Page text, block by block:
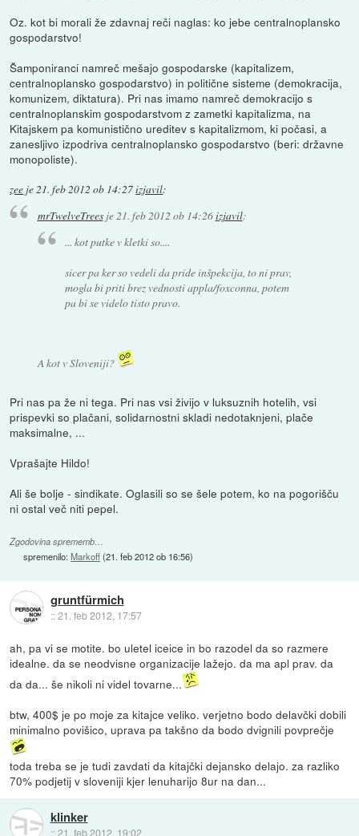
Oz. kot bi morali že zdavnaj reči naglas: ko jebe centralnoplansko
gospodarstvo!
Šamponiranci namreč mešajo gospodarske (kapitalizem,
centralnoplansko gospodarstvo) in politične sisteme (demokracija,
komunizem, diktatura). Pri nas imamo namreč demokracijo s
centralnoplanskim gospodarstvom z zametki kapitalizma, na
Kitajskem pa komunistično ureditev s kapitalizmom, ki počasi, a
zanesljivo izpodriva centralnoplansko gospodarstvo (beri: državne
monopoliste).
zee je 21. feb 2012 ob 14:27izjavil:
mrTwelveTreesje21. feb 2012 ob 14:26izjavil:
... kot putke v kletki so....
sicer pa ker so vedeli da pride inšpekcija, to ni prav,
mogla bi priti brez vednosti appla/foxconna, potem
pa bi se videlo tisto pravo.
A kot v Sloveniji?
Pri nas pa že ni tega. Pri nas vsi živijo v luksuznih hotelih, vsi
prispevki so plačani, solidarnostni skladi nedotaknjeni, plače
maksimalne, ...
Vprašajte Hildo!
Ali še bolje - sindikate. Oglasili so se šele potem, ko na pogorišču
ni ostal več niti pepel.
Zgodovina sprememb…
spremenilo:Markoff(21. feb 2012 ob 16:56)
gruntfürmich
::21. feb 2012, 17:57
ah, pa vi se motite. bo uletel iceice in bo razodel da so razmere
idealne. da se neodvisne organizacije lažejo. da ma apl prav. da
da da... še nikoli ni videl tovarne...
btw, 400$ je po moje za kitajce veliko. verjetno bodo delavčki dobili
minimalno povišico, uprava pa takšno da bodo dvignili povprečje
toda treba se je tudi zavdati da kitajčki dejansko delajo. za razliko
70% podjetij v sloveniji kjer lenuharijo 8ur na dan...
klinker
::21. feb 2012, 19:02